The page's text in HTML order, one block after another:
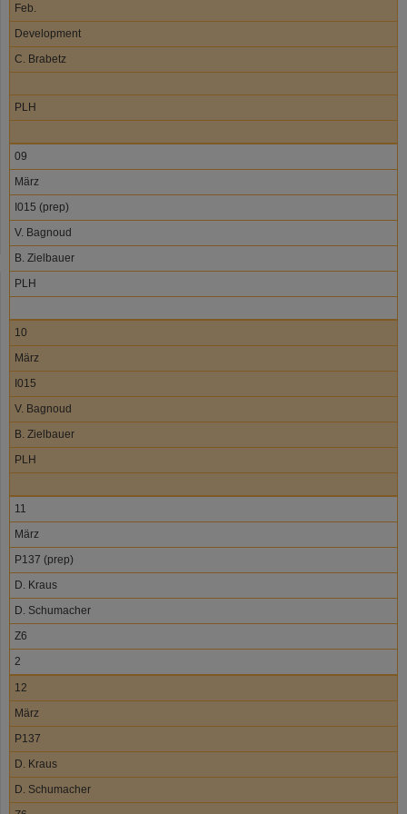
Feb.
Development
C. Brabetz
PLH
09
März
I015 (prep)
V. Bagnoud
B. Zielbauer
PLH
10
März
I015
V. Bagnoud
B. Zielbauer
PLH
11
März
P137 (prep)
D. Kraus
D. Schumacher
Z6
2
12
März
P137
D. Kraus
D. Schumacher